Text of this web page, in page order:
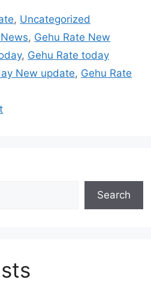
, Uncategorized
, Gehu Rate New
, Gehu Rate today
New update, Gehu Rate
Search